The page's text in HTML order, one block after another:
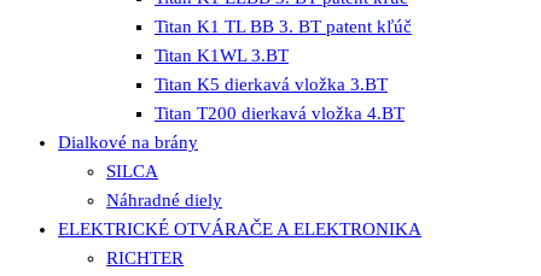
Titan K1 TL BB 3. BT patent kľúč
Titan K1WL 3.BT
Titan K5 dierkavá vložka 3.BT
Titan T200 dierkavá vložka 4.BT
Dialkové na brány
SILCA
Náhradné diely
ELEKTRICKÉ OTVÁRAČE A ELEKTRONIKA
RICHTER